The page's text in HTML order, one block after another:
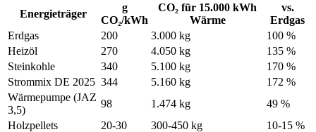
Energieträger
g
CO₂/kWh
CO₂ für 15.000 kWh
Wärme
vs.
Erdgas
Erdgas
200 3.000 kg
100 %
Heizöl
270 4.050 kg
135 %
Steinkohle
340 5.100 kg
170 %
Strommix DE 2025 344 5.160 kg
172 %
Wärmepumpe (JAZ
3,5)
98 1.474 kg
49 %
Holzpellets
20-30 300-450 kg
10-15 %